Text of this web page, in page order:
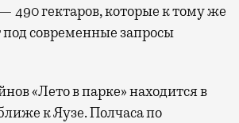
490 гектаров, которые к тому же
современные запросы
«Лето в парке» находится в
к Яузе. Полчаса по